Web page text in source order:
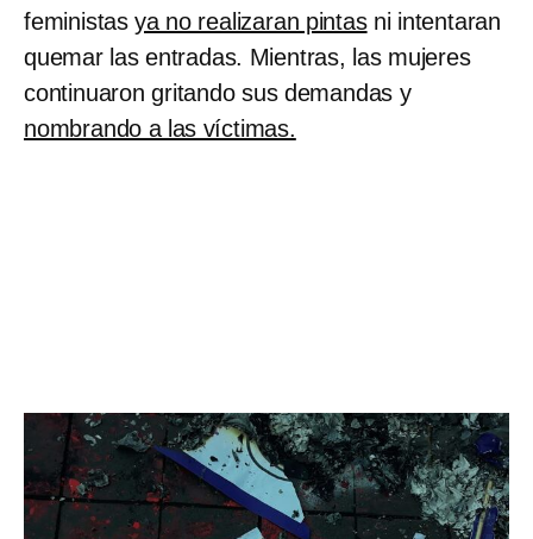
feministasya no realizaran pintasni intentaran
quemar las entradas. Mientras, las mujeres
continuaron gritando sus demandas y
nombrando a las víctimas.